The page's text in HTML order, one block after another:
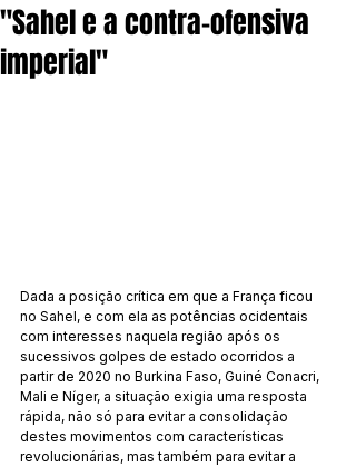
"Sahel e a contra-ofensiva
imperial"
Dada a posição crítica em que a França ficou
no Sahel, e com ela as potências ocidentais
com interesses naquela região após os
sucessivos golpes de estado ocorridos a
partir de 2020 no Burkina Faso, Guiné Conacri,
Mali e Níger, a situação exigia uma resposta
rápida, não só para evitar a consolidação
destes movimentos com características
revolucionárias, mas também para evitar a